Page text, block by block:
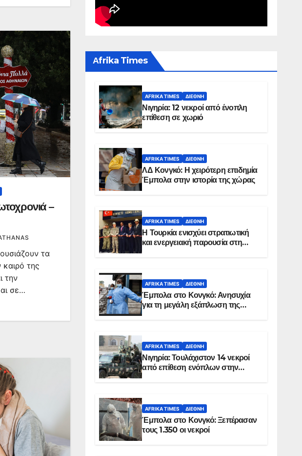
–
τα
της
την
σε…
Αfrika Times
AFRIKA TIMES ΔΙΕΘΝΉ
Νιγηρία: 12 νεκροί από ένοπλη
επίθεση σε χωριό
AFRIKA TIMES ΔΙΕΘΝΉ
ΛΔ Κονγκό: Η χειρότερη επιδημία
Έμπολα στην ιστορία της χώρας
AFRIKA TIMES ΔΙΕΘΝΉ
Η Τουρκία ενισχύει στρατιωτική
και ενεργειακή παρουσία στη
AFRIKA TIMES ΔΙΕΘΝΉ
Έμπολα στο Κονγκό: Ανησυχία
για τη μεγάλη εξάπλωση της
AFRIKA TIMES ΔΙΕΘΝΉ
Νιγηρία: Τουλάχιστον 14 νεκροί
από επίθεση ενόπλων στην
AFRIKA TIMES ΔΙΕΘΝΉ
Έμπολα στο Κονγκό: Ξεπέρασαν
τους 1.350 οι νεκροί